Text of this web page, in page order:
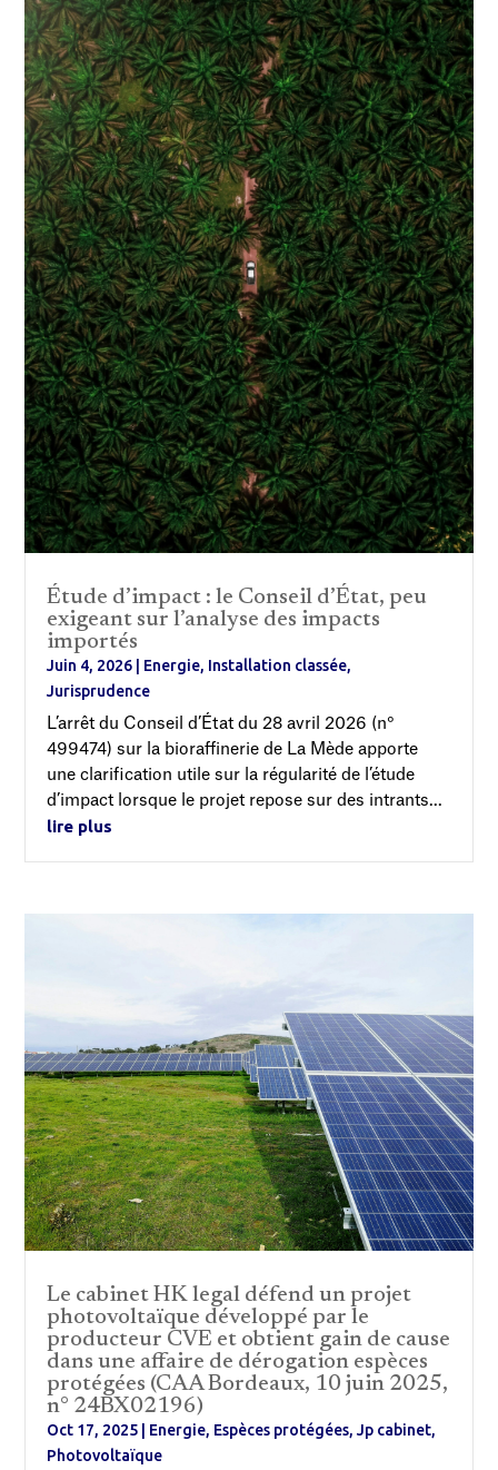
Étude d’impact : le Conseil d’État, peu
exigeant sur l’analyse des impacts
importés
Juin 4, 2026 Energie, Installation classée,
Jurisprudence
L’arrêt du Conseil d’État du 28 avril 2026 (n°
499474) sur la bioraffinerie de La Mède apporte
une clarification utile sur la régularité de l’étude
d’impact lorsque le projet repose sur des intrants...
lire plus
Le cabinet HK legal défend un projet
photovoltaïque développé par le
producteur CVE et obtient gain de cause
dans une affaire de dérogation espèces
protégées (CAA Bordeaux, 10 juin 2025,
n° 24BX02196)
Oct 17, 2025 Energie, Espèces protégées,Jp cabinet,
Photovoltaïque